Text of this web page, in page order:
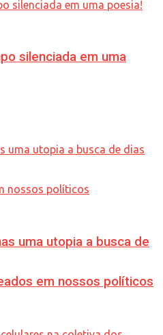
silenciada em uma
uma utopia a busca de
em nossos políticos